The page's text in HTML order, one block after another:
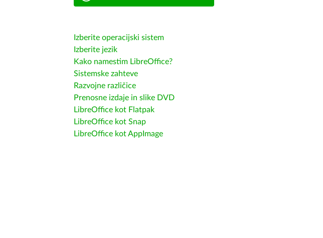
Izberite operacijski sistem
Izberite jezik
Kako namestim LibreOffice?
Sistemske zahteve
Razvojne različice
Prenosne izdaje in slike DVD
LibreOffice kot Flatpak
LibreOffice kot Snap
LibreOffice kot AppImage